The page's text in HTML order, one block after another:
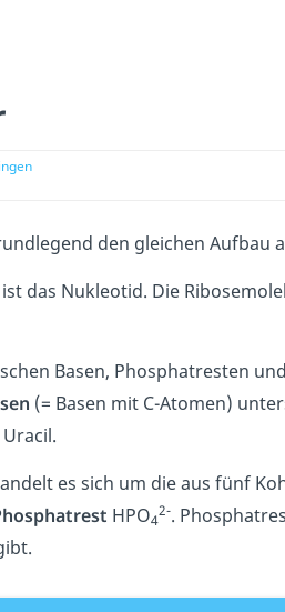
den gleichen Aufbau
das Nukleotid. Die
Basen, Phosphatresten
(= Basen mit C-Atomen)
es sich um die aus fünf
HPO4
2-.